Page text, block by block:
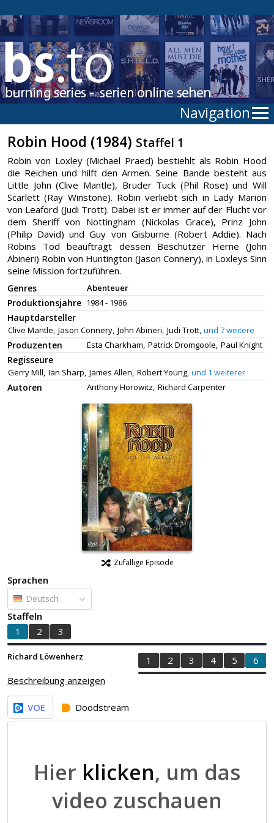
Navigation
Robin Hood (1984) Staffel 1
Robin von Loxley (Michael Praed) bestiehlt als Robin Hood
die Reichen und hilft den Armen. Seine Bande besteht aus
Little John (Clive Mantle), Bruder Tuck (Phil Rose) und Will
Scarlett (Ray Winstone). Robin verliebt sich in Lady Marion
von Leaford (Judi Trott). Dabei ist er immer auf der Flucht vor
dem Sheriff von Nottingham (Nickolas Grace), Prinz John
(Philip David) und Guy von Gisburne (Robert Addie). Nach
Robins Tod beauftragt dessen Beschützer Herne (John
Abineri) Robin von Huntington (Jason Connery), in Loxleys Sinn
seine Mission fortzuführen.
Genres Abenteuer
Produktionsjahre 1984 - 1986
Hauptdarsteller
Clive Mantle, Jason Connery, John Abineri, Judi Trott, und 7 weitere
Produzenten Esta Charkham, Patrick Dromgoole, Paul Knight
Regisseure
Gerry Mill, Ian Sharp, James Allen, Robert Young, und 1 weiterer
Autoren Anthony Horowitz, Richard Carpenter
Zufällige Episode
Sprachen
Deutsch
Staffeln
1
2 3
Richard Löwenherz 1 2 3 4 5
6
Beschreibung anzeigen
VOE Doodstream
Hier klicken, um das
video zuschauen